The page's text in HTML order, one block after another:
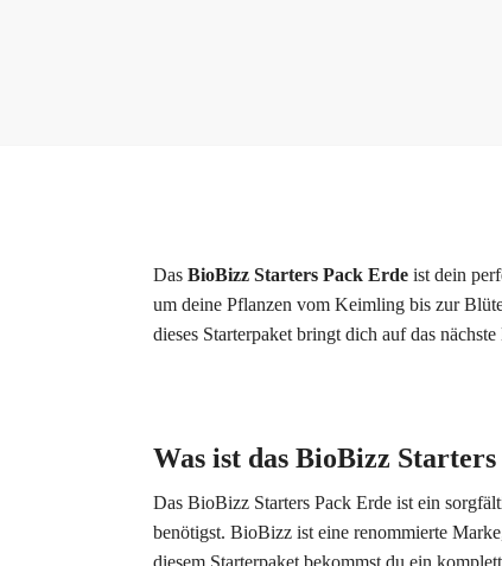
Das BioBizz Starters Pack Erdeist dein
um deine Pflanzen vom Keimling bis zur
dieses Starterpaket bringt dich auf das
Was ist das BioBizz
Das BioBizz Starters Pack Erde ist ein
benötigst. BioBizz ist eine renommierte